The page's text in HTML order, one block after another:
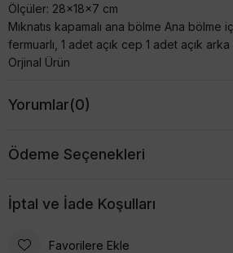
Ölçüler: 28x18x7 cm
Mıknatıs kapamalı ana bölme Ana bölme
fermuarlı, 1 adet açık cep 1 adet açık
Orjinal Ürün
Yorumlar(0)
Ödeme Seçenekleri
İptal ve İade Koşulları
Favorilere Ekle